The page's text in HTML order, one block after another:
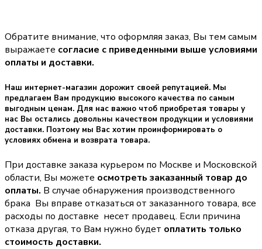
Обратите внимание, что оформляя заказ, Вы тем самым
выражаете согласие с приведенными выше условиями
оплаты и доставки.
Наш интернет-магазин дорожит своей репутацией. Мы
предлагаем Вам продукцию высокого качества по самым
выгодным ценам. Для нас важно чтоб приобретая товары у
нас Вы остались довольны качеством продукции и условиями
доставки. Поэтому мы Вас хотим проинформировать о
условиях обмена и возврата товара.
При доставке заказа курьером по Москве и Московской
области, Вы можете осмотреть заказанный товар до
оплаты. В случае обнаружения производственного
брака Вы вправе отказаться от заказанного товара, все
расходы по доставке несет продавец. Если причина
отказа другая, то Вам нужно будет оплатить только
стоимость доставки.